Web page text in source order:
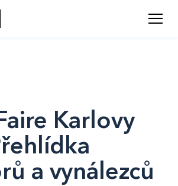
Karlovy
a vynálezců